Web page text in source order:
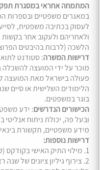
המתמחה אחראי במסגרת
במאגרים משפטיים ובספרות
לעסוק בכתיבה משפטית,
ולאחריהם ולעקוב אחר בקשות
הלשכה (לרבות בהיבטים
דרישות המשרה: סטודנט
מוכר על ידי המועצה להשכלה
פעולה בישראל מאת המועצה
הלימודים השלישית או סיים
בוגר במשפטים.
הכישורים הנדרשים: ידע
ובעל פה, יכולת ניתוח
מידע משפטיים, תקשורת
דרישות נוספות:
1. מילוי התיק האישי בקודקס (קורות חיים).
2. צירוף גיליון ציונים של